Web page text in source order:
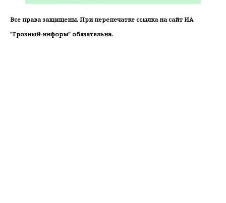
Все права защищены. При перепечатке ссылка на сайт ИА
"Грозный-информ" обязательна.